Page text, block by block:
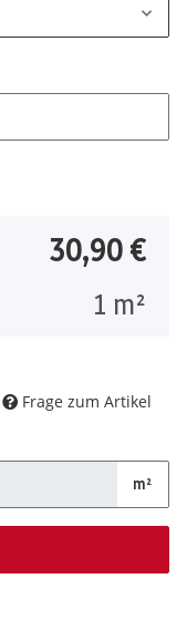
30,90 €
1 m²
Frage zum Artikel
m²